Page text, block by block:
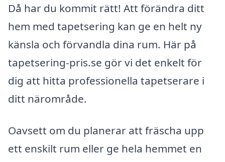
Då har du kommit rätt! Att förändra ditt
hem med tapetsering kan ge en helt ny
känsla och förvandla dina rum. Här på
tapetsering-pris.se gör vi det enkelt för
dig att hitta professionella tapetserare i
ditt närområde.
Oavsett om du planerar att fräscha upp
ett enskilt rum eller ge hela hemmet en